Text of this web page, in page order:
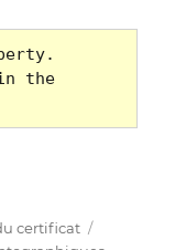
the
certificat